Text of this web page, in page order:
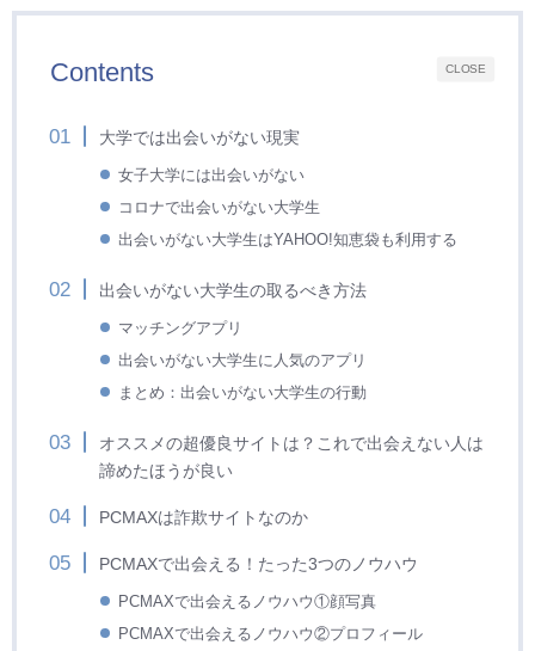
CLOSE
Contents
大学では出会いがない現実
女子大学には出会いがない
コロナで出会いがない大学生
出会いがない大学生はYAHOO!知恵袋も利用する
出会いがない大学生の取るべき方法
マッチングアプリ
出会いがない大学生に人気のアプリ
まとめ：出会いがない大学生の行動
オススメの超優良サイトは？これで出会えない人は
諦めたほうが良い
PCMAXは詐欺サイトなのか
PCMAXで出会える！たった3つのノウハウ
PCMAXで出会えるノウハウ①顔写真
PCMAXで出会えるノウハウ②プロフィール